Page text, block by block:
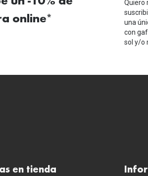
online*
Quiero
una
con
sol y/o
en tienda